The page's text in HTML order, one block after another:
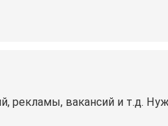
рекламы, вакансий и т.д.